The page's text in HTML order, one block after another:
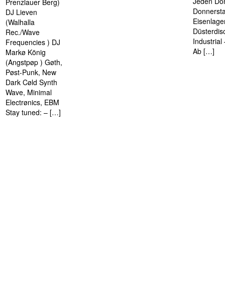
Prenzlauer Berg)
DJ Lieven
(Walhalla
Rec./Wave
Frequencies ) DJ
Markø König
(Angstpøp ) Gøth,
Pøst-Punk, New
Dark Cøld Synth
Wave, Minimal
Electrønics, EBM
Stay tuned: – […]
Industrial
Ab […]